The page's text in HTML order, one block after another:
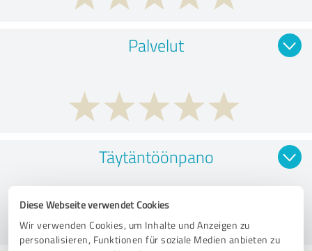
Diese Webseite verwendet Cookies
Wir verwenden Cookies, um Inhalte und Anzeigen zu
personalisieren, Funktionen für soziale Medien anbieten zu
Palvelut
Täytäntöönpano